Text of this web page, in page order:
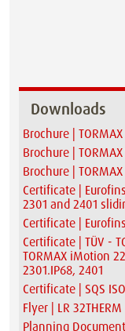
Downloads
Brochure |
Brochure |
Brochure |
Certificate |
2301 and 2401
Certificate |
Certificate | TÜV -
TORMAX iMotion
2301.IP68, 2401
Certificate | SQS
Flyer | LR 32THERM
Planning